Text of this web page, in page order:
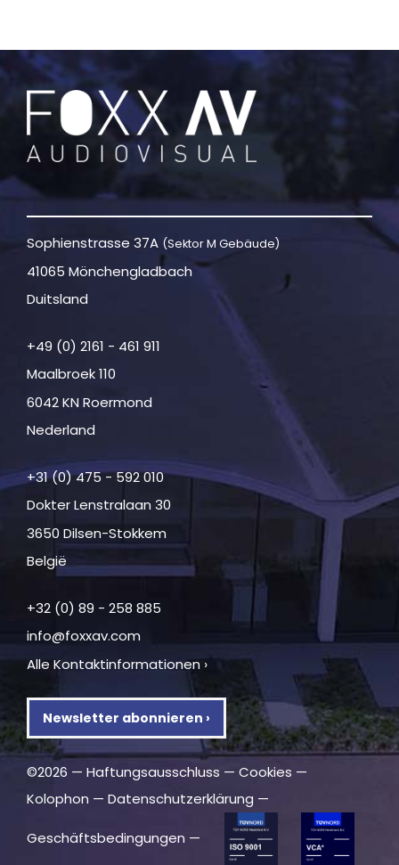
Sophienstrasse 37A (Sektor M Gebäude)
41065 Mönchengladbach
Duitsland
+49 (0) 2161 - 461 911
Maalbroek 110
6042 KN Roermond
Nederland
+31 (0) 475 - 592 010
Dokter Lenstralaan 30
3650 Dilsen-Stokkem
België
+32 (0) 89 - 258 885
info@foxxav.com
Alle Kontaktinformationen ›
Newsletter abonnieren ›
©2026 — Haftungsausschluss — Cookies —
Kolophon — Datenschutzerklärung —
Geschäftsbedingungen —